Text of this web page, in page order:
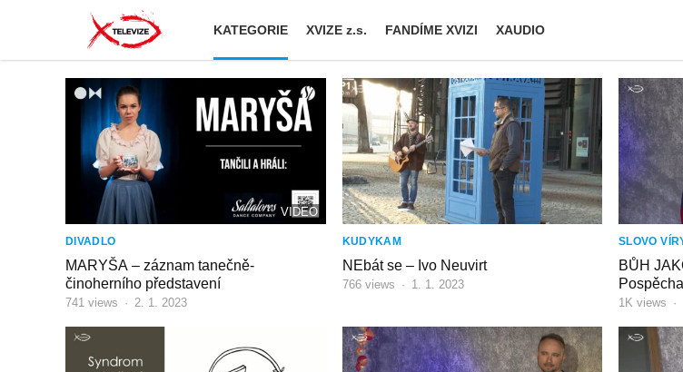
KATEGORIE XVIZE z.s. FANDÍME XVIZI XAUDIO
VIDEO
DIVADLO
MARYŠA – záznam tanečně-
činoherního představení
741 views · 2. 1. 2023
KUDYKAM
NEbát se – Ivo Neuvirt
766views · 1. 1. 2023
SLOVO
BŮH
Pospěcha
1K views ·